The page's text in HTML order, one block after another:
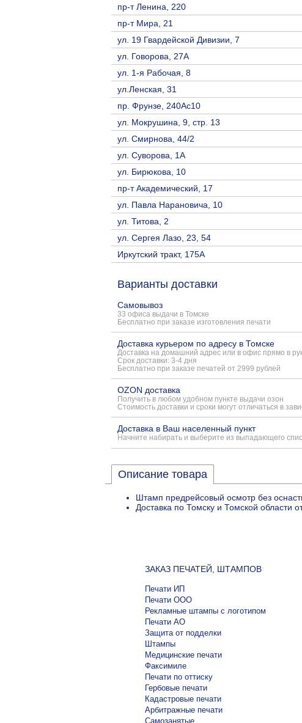
пр-т Ленина, 220
пр-т Мира, 21
ул. 19 Гвардейской Дивизии, 7
ул. Говорова, 27А
ул. 1-я Рабочая, 8
ул.Ленская, 31
пр. Фрунзе, 240Ас10
ул. Мокрушина, 9, стр. 13
ул. Смирнова, 44/2
ул. Суворова, 1А
ул. Бирюкова, 10
пр-т Академический, 17
ул. Павла Нарановича, 10
ул. Титова, 2
ул. Сергея Лазо, 23, 54
Иркутский тракт, 175А
Варианты доставки
Самовывоз
33 офиса выдачи в Томске
Бесплатно при заказе изготовления печати
Доставка курьером по адресу в Томске
Доставка на домашний адрес или в офис прямо в
Срок доставки: 3-4 дня
Бесплатно при заказе печатей от 2999 рублей
OZON доставка
Получить в любом удобном пункте выдачи озон
Стоимость доставки и сроки могут отличаться в
Доставка в Ваш населенный пункт
Начните набирать и выберите из выпадающего
Описание товара
Штамп предрейсовый осмотр без
Доставка по Томску и Томской области
ЗАКАЗ ПЕЧАТЕЙ, ШТАМПОВ
Печати ИП
Печати ООО
Рекламные штампы с логотипом
Печати АО
Защита от подделки
Штампы
Медицинские печати
Факсимиле
Печати по оттиску
Гербовые печати
Кадастровые печати
Арбитражные печати
Самозанятые